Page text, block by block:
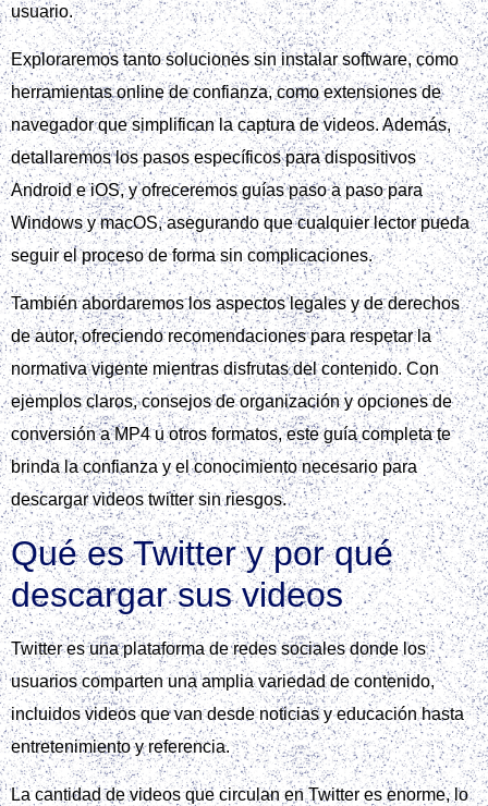
usuario.
Exploraremos tanto soluciones sin instalar software, como
herramientas online de confianza, como extensiones de
navegador que simplifican la captura de videos. Además,
detallaremos los pasos específicos para dispositivos
Android e iOS, y ofreceremos guías paso a paso para
Windows y macOS, asegurando que cualquier lector pueda
seguir el proceso de forma sin complicaciones.
También abordaremos los aspectos legales y de derechos
de autor, ofreciendo recomendaciones para respetar la
normativa vigente mientras disfrutas del contenido. Con
ejemplos claros, consejos de organización y opciones de
conversión a MP4 u otros formatos, este guía completa te
brinda la confianza y el conocimiento necesario para
descargar videos twitter sin riesgos.
Qué es Twitter y por qué
descargar sus videos
Twitter es una plataforma de redes sociales donde los
usuarios comparten una amplia variedad de contenido,
incluidos videos que van desde noticias y educación hasta
entretenimiento y referencia.
La cantidad de videos que circulan en Twitter es enorme, lo